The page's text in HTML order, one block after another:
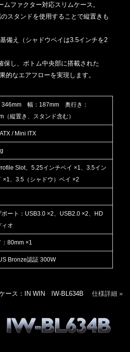
ファクター対応スリムケース。
スタンドを使用することで縦置きも
備え（シャドウベイは3.5インチを2
保し、ボトム中央部に搭載された
的なエアフローを実現します。
346mm 幅：187mm 奥行き：
（縦置き、スタンド含む）
/ Mini ITX
Slot、5.25インチベイ ×1、3.5イン
×1、3.5（シャドウ）ベイ ×2
ポート：USB3.0 ×2、USB2.0 ×2、HD
ィオ
80mm ×1
Bronze認証 300W
ース：IN WIN IW-BL634B 仕様詳細 »